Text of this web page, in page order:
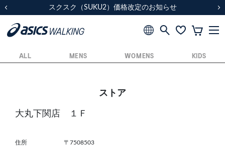
スクスク（SUKU2）価格改定のお知らせ
配送に関するお知らせ
スクスク（SUKU2）価格改定のお知らせ
配送に関するお知らせ
ALL MENS WOMENS KIDS
ストア
大丸下関店 １Ｆ
住所
〒7508503